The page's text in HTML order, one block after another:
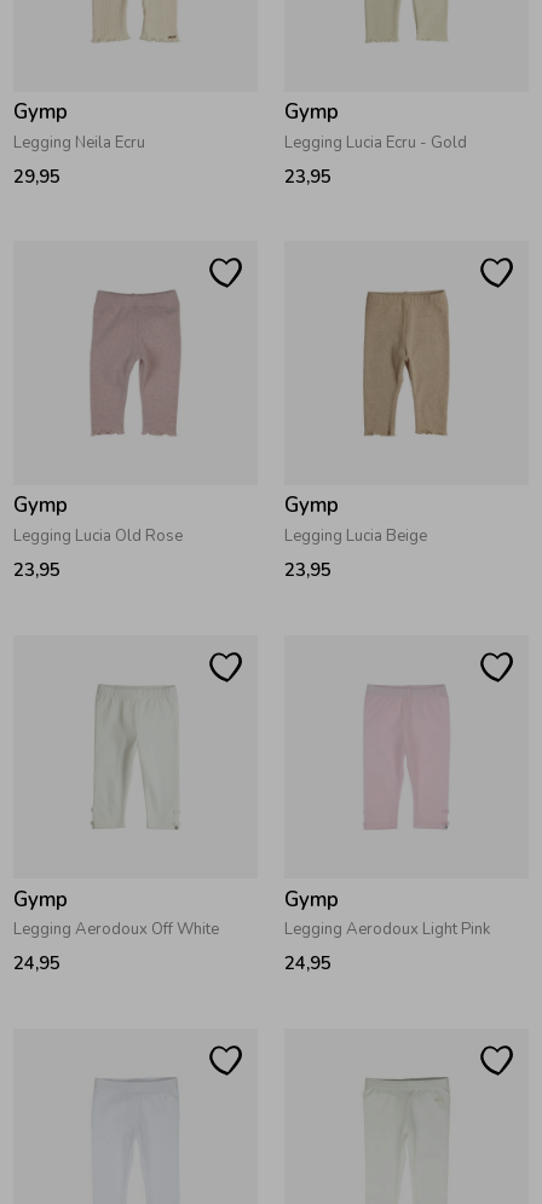
Zwemkleding
Jassen
Colberts & Gilets
Boxpakjes
Rompers
Regenkleding &-laarzen
Zomeraccessoires
Kledingaccessoires
Beenmode
Zwemkleding
Jassen
Rokken & Skorts
Jumpsuits
Boxpakjes
Rompers
Regenkleding &-laarzen
Cadeaubonnen
Haaraccessoires
Verzorgingsproducten
Beenmode
Winteraccessoires
Winterjassen
Zomerjassen
Zwemvesten & Zwembandjes
Winterjassen
Zomerjassen
Gymp
Legging Neila Ecru
29,95
Gymp
Legging Lucia Ecru - Gold
23,95
Gymp
Legging Lucia Old Rose
23,95
Gymp
Legging Lucia Beige
23,95
Gymp
Legging Aerodoux Off White
24,95
Gymp
Legging Aerodoux Light Pink
24,95